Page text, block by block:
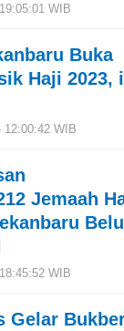
WIB
Buka
Haji 2023,
12:00:42 WIB
Jemaah
WIB
Gelar